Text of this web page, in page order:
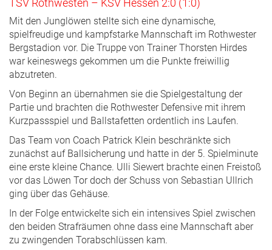
Mit den Junglöwen stellte sich eine dynamische,
spielfreudige und kampfstarke Mannschaft im Rothwester
Bergstadion vor. Die Truppe von Trainer Thorsten Hirdes
war keineswegs gekommen um die Punkte freiwillig
abzutreten.
Von Beginn an übernahmen sie die Spielgestaltung der
Partie und brachten die Rothwester Defensive mit ihrem
Kurzpassspiel und Ballstafetten ordentlich ins Laufen.
Das Team von Coach Patrick Klein beschränkte sich
zunächst auf Ballsicherung und hatte in der 5. Spielminute
eine erste kleine Chance. Ulli Siewert brachte einen Freistoß
vor das Löwen Tor doch der Schuss von Sebastian Ullrich
ging über das Gehäuse.
In der Folge entwickelte sich ein intensives Spiel zwischen
den beiden Strafräumen ohne dass eine Mannschaft aber
zu zwingenden Torabschlüssen kam.